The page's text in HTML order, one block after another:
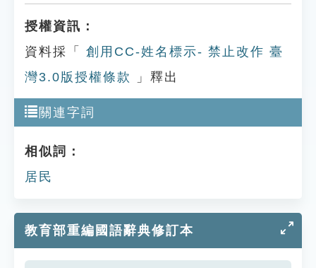
授權資訊：
資料採「
創用CC-姓名標示- 禁止改作 臺
灣3.0版授權條款
」釋出
關連字詞
相似詞：
居民
教育部重編國語辭典修訂本